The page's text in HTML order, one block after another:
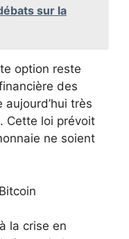
sur la
option reste
des
très
Cette loi prévoit
ne soient
la crise en